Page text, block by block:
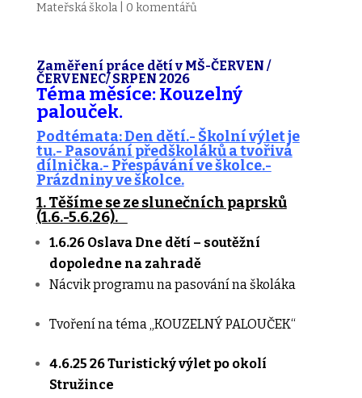
Mateřská škola| 0 komentářů
Zaměření práce dětí v MŠ-ČERVEN /
ČERVENEC/ SRPEN 2026
Téma měsíce: Kouzelný
palouček.
Podtémata: Den dětí.- Školní výlet je
tu.- Pasování předškoláků a tvořivá
dílnička.- Přespávání ve školce.-
Prázdniny ve školce.
1. Těšíme se ze slunečních paprsků
(1.6.-5.6.26).
1.6.26 Oslava Dne dětí – soutěžní
dopoledne na zahradě
Nácvik programu na pasování na školáka
Tvoření na téma „KOUZELNÝ PALOUČEK“
4.6.25 26 Turistický výlet po okolí
Stružince